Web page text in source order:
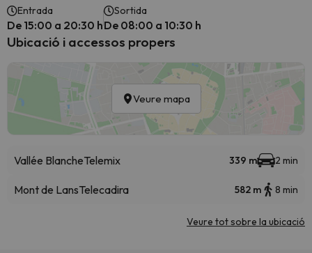
Entrada
De 15:00 a 20:30 h
Sortida
De 08:00 a 10:30 h
Ubicació i accessos propers
Veure mapa
Vallée BlancheTelemix 339 m 2 min
Mont de LansTelecadira 582 m 8 min
Veure tot sobre la ubicació